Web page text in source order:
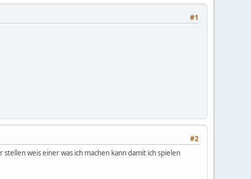
#1
#2
weis einer was ich machen kann damit ich spielen